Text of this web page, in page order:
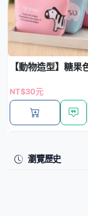
【動物造型】糖
NT$30元
瀏覽歷史